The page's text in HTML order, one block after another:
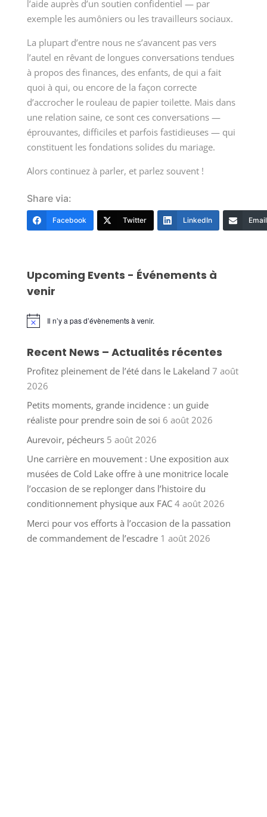
l’aide auprès d’un soutien confidentiel — par
exemple les aumôniers ou les travailleurs sociaux.
La plupart d’entre nous ne s’avancent pas vers
l’autel en rêvant de longues conversations tendues
à propos des finances, des enfants, de qui a fait
quoi à qui, ou encore de la façon correcte
d’accrocher le rouleau de papier toilette. Mais dans
une relation saine, ce sont ces conversations —
éprouvantes, difficiles et parfois fastidieuses — qui
constituent les fondations solides du mariage.
Alors continuez à parler, et parlez souvent !
Share via:
Facebook Twitter LinkedIn Email
Upcoming Events - Événements à
venir
Notice Il n’y a pas d’évènements à venir.
Recent News – Actualités récentes
Profitez pleinement de l’été dans le Lakeland 7 août
2026
Petits moments, grande incidence : un guide
réaliste pour prendre soin de soi 6 août 2026
Aurevoir, pécheurs 5 août 2026
Une carrière en mouvement : Une exposition aux
musées de Cold Lake offre à une monitrice locale
l’occasion de se replonger dans l’histoire du
conditionnement physique aux FAC 4 août 2026
Merci pour vos efforts à l’occasion de la passation
de commandement de l’escadre 1 août 2026